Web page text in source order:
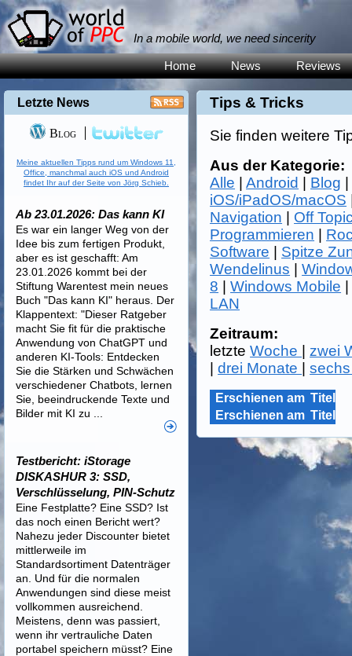
In a mobile world, we need sincerity
Home News Reviews
Tips & Tricks
Sie finden weitere
Aus der Kategorie:
Alle |Android Blog
iOS/iPadOS/macOS
Navigation
Off
Programmieren
Software
Spitze
Wendelinus |
8 |Windows Mobile
LAN
Zeitraum:
letzteWoche
zwei
|drei Monate |
Erschienen am Titel
Erschienen am Titel
Letzte News
Blog
Meine aktuellen Tipps rund um Windows 11,
Office, manchmal auch iOS und Android
findet Ihr auf der Seite von Jörg Schieb.
Ab 23.01.2026: Das kann KI
Es war ein langer Weg von der
Idee bis zum fertigen Produkt,
aber es ist geschafft: Am
23.01.2026 kommt bei der
Stiftung Warentest mein neues
Buch "Das kann KI" heraus. Der
Klappentext: "Dieser Ratgeber
macht Sie fit für die praktische
Anwendung von ChatGPT und
anderen KI-Tools: Entdecken
Sie die Stärken und Schwächen
verschiedener Chatbots, lernen
Sie, beeindruckende Texte und
Bilder mit KI zu ...
Testbericht: iStorage
DISKASHUR 3: SSD,
Verschlüsselung, PIN-Schutz
Eine Festplatte? Eine SSD? Ist
das noch einen Bericht wert?
Nahezu jeder Discounter bietet
mittlerweile im
Standardsortiment Datenträger
an. Und für die normalen
Anwendungen sind diese meist
vollkommen ausreichend.
Meistens, denn was passiert,
wenn ihr vertrauliche Daten
portabel speichern müsst? Eine